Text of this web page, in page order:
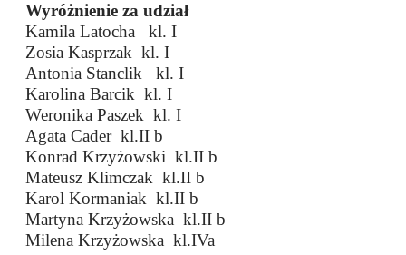
Wyróżnienie za udział
Kamila Latocha kl. I
Zosia Kasprzak kl. I
Antonia Stanclik kl. I
Karolina Barcik kl. I
Weronika Paszek kl. I
Agata Cader kl.II b
Konrad Krzyżowski kl.II b
Mateusz Klimczak kl.II b
Karol Kormaniak kl.II b
Martyna Krzyżowska kl.II b
Milena Krzyżowska kl.IVa